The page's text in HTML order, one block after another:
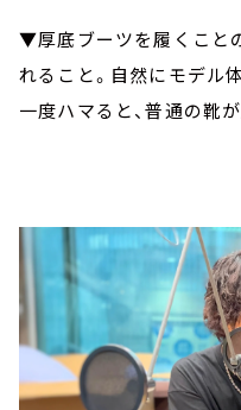
▼厚底ブーツを履くこと
れること。自然にモデル
一度ハマると、普通の靴